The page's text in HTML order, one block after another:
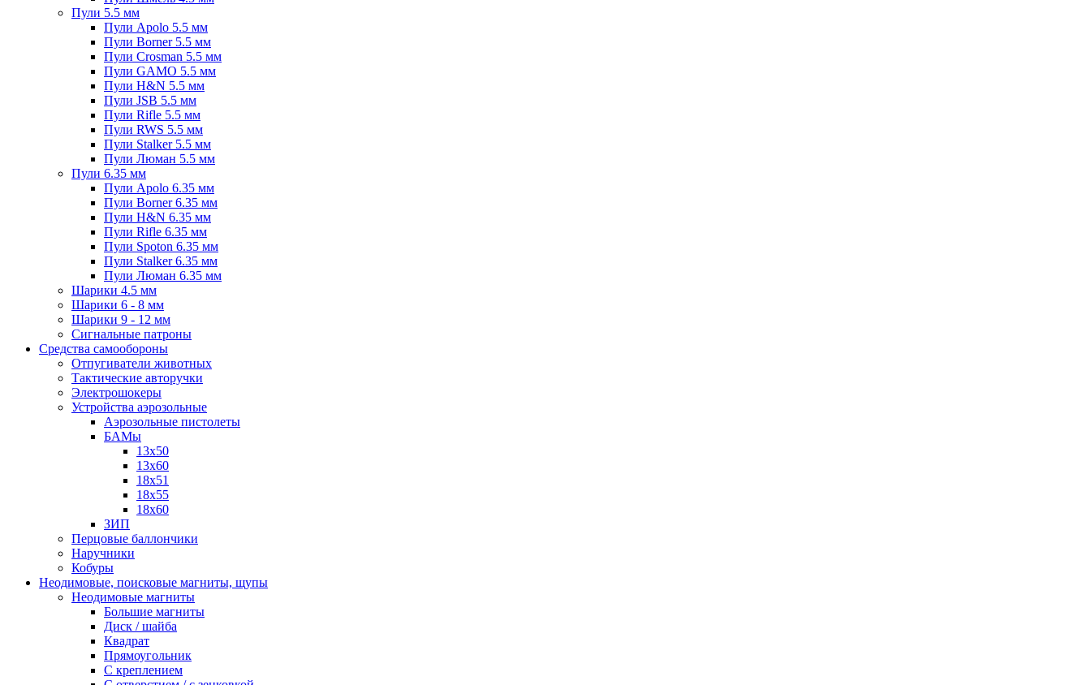
Пули 5.5 мм
Пули Apolo 5.5 мм
Пули Borner 5.5 мм
Пули Crosman 5.5 мм
Пули GAMO 5.5 мм
Пули H&N 5.5 мм
Пули JSB 5.5 мм
Пули Rifle 5.5 мм
Пули RWS 5.5 мм
Пули Stalker 5.5 мм
Пули Люман 5.5 мм
Пули 6.35 мм
Пули Apolo 6.35 мм
Пули Borner 6.35 мм
Пули H&N 6.35 мм
Пули Rifle 6.35 мм
Пули Spoton 6.35 мм
Пули Stalker 6.35 мм
Пули Люман 6.35 мм
Шарики 4.5 мм
Шарики 6 - 8 мм
Шарики 9 - 12 мм
Сигнальные патроны
Средства самообороны
Отпугиватели животных
Тактические авторучки
Электрошокеры
Устройства аэрозольные
Аэрозольные пистолеты
БАМы
13х50
13х60
18х51
18х55
18х60
ЗИП
Перцовые баллончики
Наручники
Кобуры
Неодимовые, поисковые магниты, щупы
Неодимовые магниты
Большие магниты
Диск / шайба
Квадрат
Прямоугольник
С креплением